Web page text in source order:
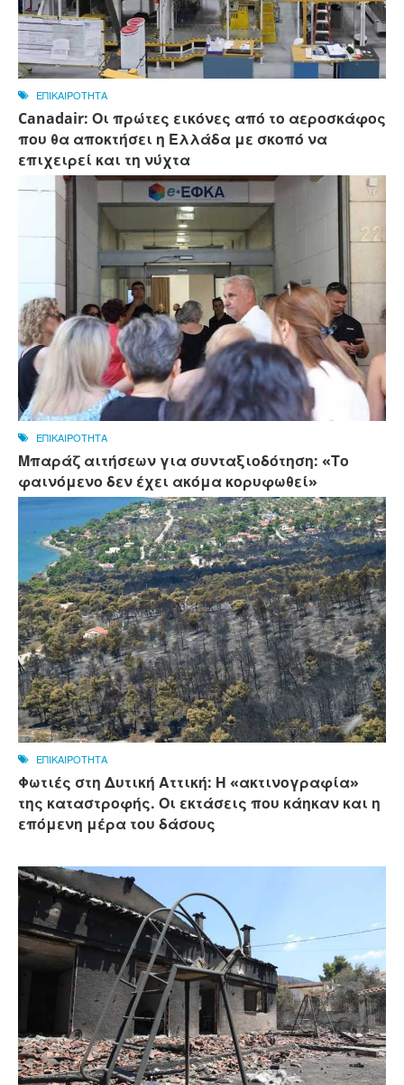
ΕΠΙΚΑΙΡΟΤΗΤΑ
Canadair: Οι πρώτες εικόνες από το αεροσκάφος
που θα αποκτήσει η Ελλάδα με σκοπό να
επιχειρεί και τη νύχτα
ΕΠΙΚΑΙΡΟΤΗΤΑ
Μπαράζ αιτήσεων για συνταξιοδότηση: «Το
φαινόμενο δεν έχει ακόμα κορυφωθεί»
ΕΠΙΚΑΙΡΟΤΗΤΑ
Φωτιές στη Δυτική Αττική: Η «ακτινογραφία»
της καταστροφής. Οι εκτάσεις που κάηκαν και η
επόμενη μέρα του δάσους